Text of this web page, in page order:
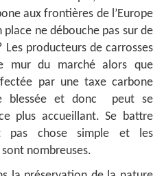
aux frontières de l’Europe
ne débouche pas sur de
producteurs de carrosses
mur du marché alors que
par une taxe carbone
blessée et donc peut se
plus accueillant. Se battre
pas chose simple et les
nombreuses.